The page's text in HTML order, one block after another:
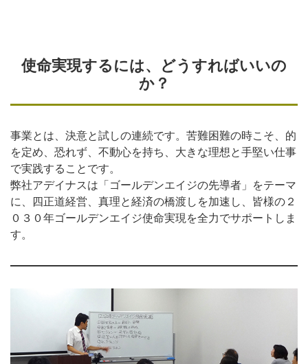
使命実現するには、どうすればいいの
か？
事業とは、決意と試しの連続です。苦難困難の時こそ、的
を定め、恐れず、不動心を持ち、大きな理想と手堅い仕事
で実践することです。
弊社アデイナスは「ゴールデンエイジの先導者」をテーマ
に、四正道経営、真理と経済の橋渡しを加速し、皆様の２
０３０年ゴールデンエイジ使命実現を全力でサポートしま
す。